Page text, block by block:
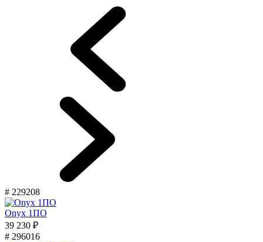
# 229208
Onyx 1ПО
39 230 ₽
# 296016